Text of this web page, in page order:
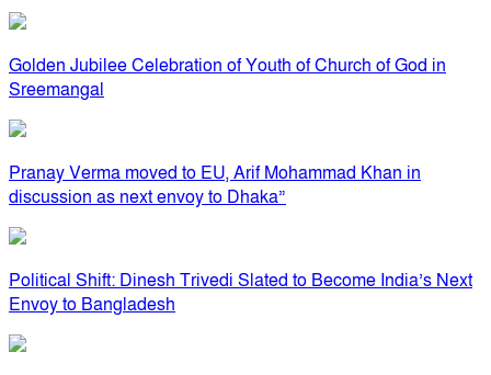
Golden Jubilee Celebration of Youth of Church of God in
Sreemangal
Pranay Verma moved to EU, Arif Mohammad Khan in
discussion as next envoy to Dhaka”
Political Shift: Dinesh Trivedi Slated to Become India’s Next
Envoy to Bangladesh